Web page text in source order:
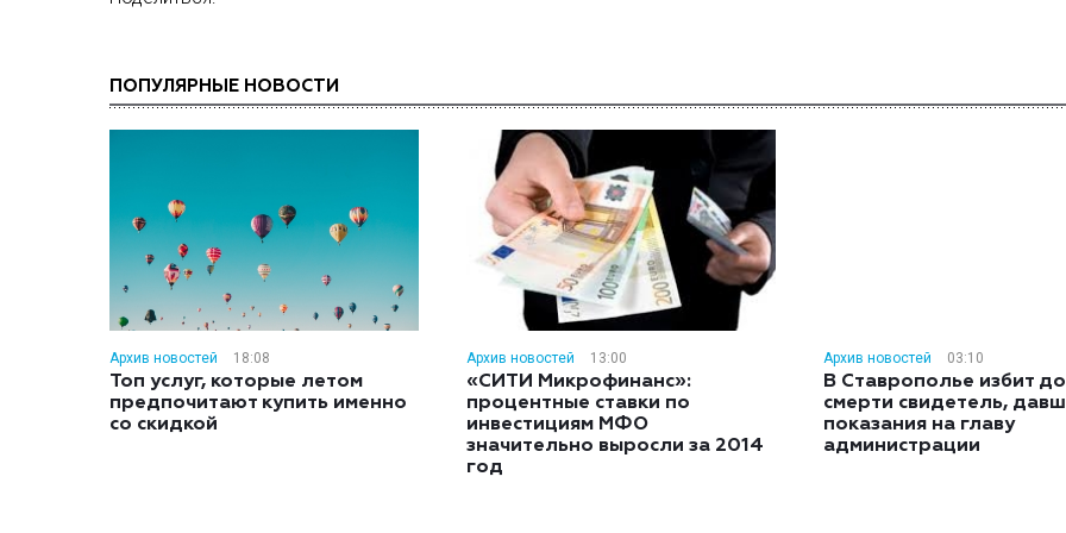
ПОПУЛЯРНЫЕ НОВОСТИ
Архив новостей 18:08
Топ услуг, которые летом
предпочитают купить именно
со скидкой
Архив новостей 13:00
«СИТИ Микрофинанс»:
процентные ставки по
инвестициям МФО
значительно выросли за 2014
год
Архив новостей 03:10
В Ставрополье избит до
смерти свидетель,
показания на главу
администрации